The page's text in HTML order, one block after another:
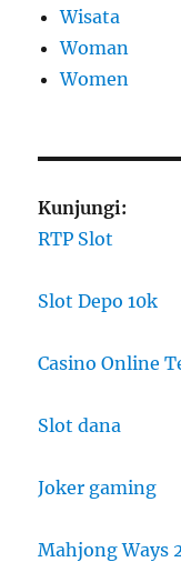
Wisata
Woman
Women
Kunjungi:
RTP Slot
Slot Depo 10k
Casino Online
Slot dana
Joker gaming
Mahjong Ways